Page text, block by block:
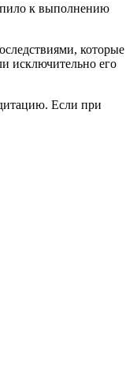
к выполнению
которые
исключительно его
Если при